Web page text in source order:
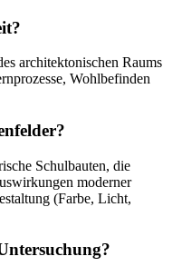
architektonischen Raums
Wohlbefinden
Schulbauten, die
moderner
(Farbe, Licht,